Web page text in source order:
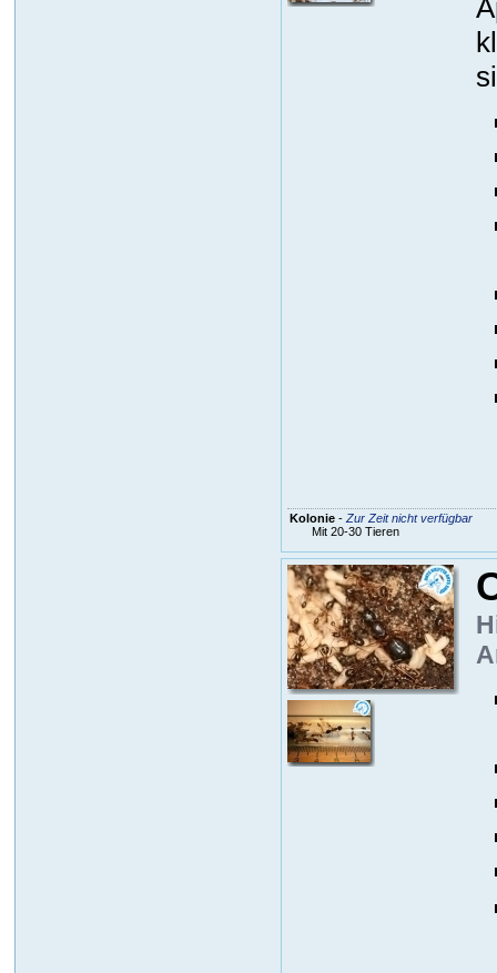
Kolonie- Zur Zeit nicht verfügbar
Mit 20-30 Tieren